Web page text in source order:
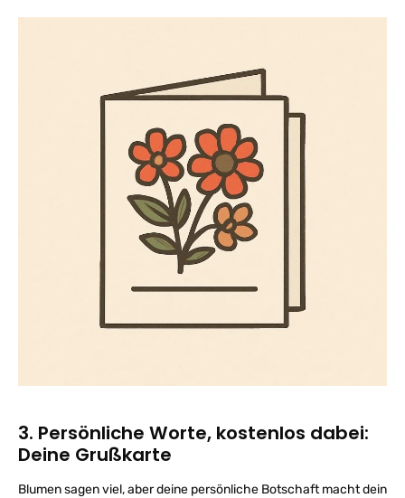
3. Persönliche Worte, kostenlos dabei:
Deine Grußkarte
Blumen sagen viel, aber deine persönliche Botschaft macht dein